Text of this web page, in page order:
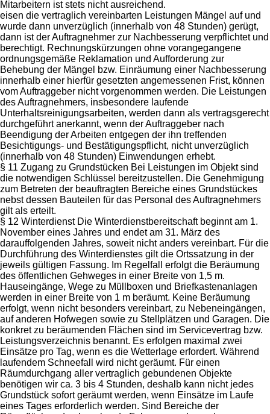
Mitarbeitern ist stets nicht ausreichend.
eisen die vertraglich vereinbarten Leistungen Mängel auf und
wurde dann unverzüglich (innerhalb von 48 Stunden) gerügt,
dann ist der Auftragnehmer zur Nachbesserung verpflichtet und
berechtigt. Rechnungskürzungen ohne vorangegangene
ordnungsgemäße Reklamation und Aufforderung zur
Behebung der Mängel bzw. Einräumung einer Nachbesserung
innerhalb einer hierfür gesetzten angemessenen Frist, können
vom Auftraggeber nicht vorgenommen werden. Die Leistungen
des Auftragnehmers, insbesondere laufende
Unterhaltsreinigungsarbeiten, werden dann als vertragsgerecht
durchgeführt anerkannt, wenn der Auftraggeber nach
Beendigung der Arbeiten entgegen der ihn treffenden
Besichtigungs- und Bestätigungspflicht, nicht unverzüglich
(innerhalb von 48 Stunden) Einwendungen erhebt.
§ 11 Zugang zu Grundstücken Bei Leistungen im Objekt sind
die notwendigen Schlüssel bereitzustellen. Die Genehmigung
zum Betreten der beauftragten Bereiche eines Grundstückes
nebst dessen Bauteilen für das Personal des Auftragnehmers
gilt als erteilt.
§ 12 Winterdienst Die Winterdienstbereitschaft beginnt am 1.
November eines Jahres und endet am 31. März des
darauffolgenden Jahres, soweit nicht anders vereinbart. Für die
Durchführung des Winterdienstes gilt die Ortssatzung in der
jeweils gültigen Fassung. Im Regelfall erfolgt die Beräumung
des öffentlichen Gehweges in einer Breite von 1,5 m.
Hauseingänge, Wege zu Müllboxen und Briefkastenanlagen
werden in einer Breite von 1 m beräumt. Keine Beräumung
erfolgt, wenn nicht besonders vereinbart, zu Nebeneingängen,
auf anderen Hofwegen sowie zu Stellplätzen und Garagen. Die
konkret zu beräumenden Flächen sind im Servicevertrag bzw.
Leistungsverzeichnis benannt. Es erfolgen maximal zwei
Einsätze pro Tag, wenn es die Wetterlage erfordert. Während
laufendem Schneefall wird nicht geräumt. Für einen
Räumdurchgang aller vertraglich gebundenen Objekte
benötigen wir ca. 3 bis 4 Stunden, deshalb kann nicht jedes
Grundstück sofort geräumt werden, wenn Einsätze im Laufe
eines Tages erforderlich werden. Sind Bereiche der